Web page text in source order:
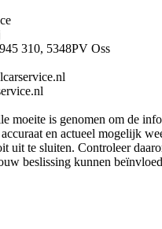
310, 5348PV Oss
moeite is genomen om de
en actueel mogelijk
uit te sluiten. Controleer
beslissing kunnen